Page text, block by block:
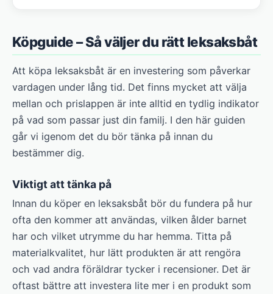
Köpguide – Så väljer du rätt leksaksbåt
Att köpa leksaksbåt är en investering som påverkar
vardagen under lång tid. Det finns mycket att välja
mellan och prislappen är inte alltid en tydlig indikator
på vad som passar just din familj. I den här guiden
går vi igenom det du bör tänka på innan du
bestämmer dig.
Viktigt att tänka på
Innan du köper en leksaksbåt bör du fundera på hur
ofta den kommer att användas, vilken ålder barnet
har och vilket utrymme du har hemma. Titta på
materialkvalitet, hur lätt produkten är att rengöra
och vad andra föräldrar tycker i recensioner. Det är
oftast bättre att investera lite mer i en produkt som